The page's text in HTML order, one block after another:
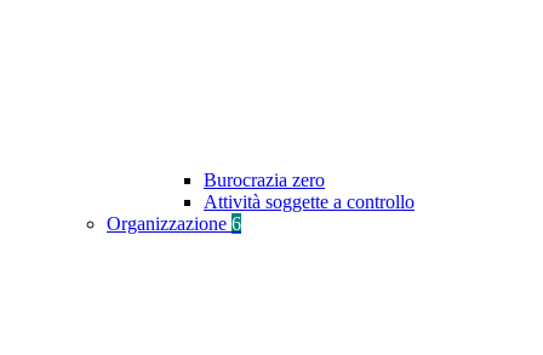
Burocrazia zero
Attività soggette a controllo
Organizzazione 6